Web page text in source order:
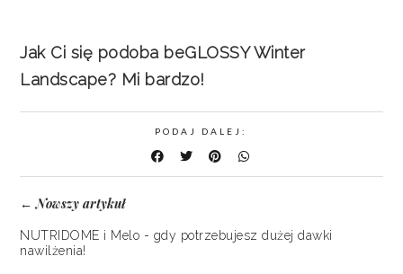
Jak Ci się podoba beGLOSSY Winter
Landscape? Mi bardzo!
PODAJ DALEJ:
←Nowszy artykuł
NUTRIDOME i Melo - gdy potrzebujesz dużej dawki
nawilżenia!